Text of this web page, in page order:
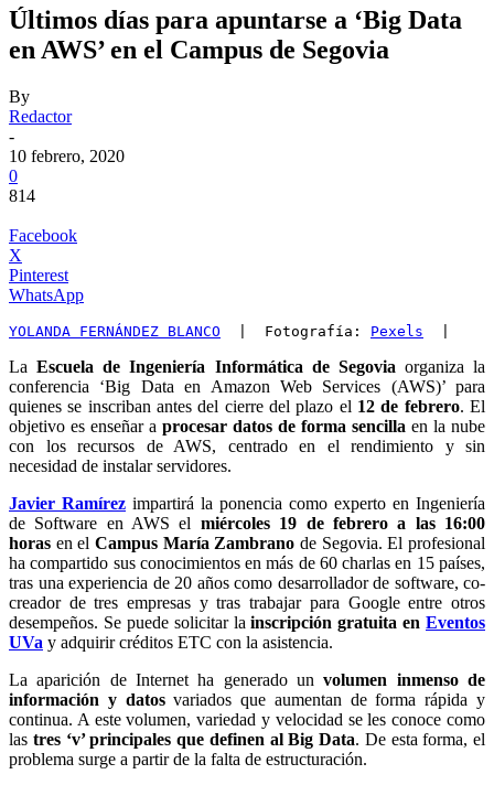
Últimos días para apuntarse a ‘Big Data
en AWS’ en el Campus de Segovia
By
Redactor
-
10 febrero, 2020
0
814
Facebook
X
Pinterest
WhatsApp
YOLANDA FERNÁNDEZ BLANCO
  |  Fotografía:
Pexels
LaEscuela de Ingeniería Informática de Segovia organiza la
conferencia ‘Big Data en Amazon Web Services (AWS)’ para
quienes se inscriban antes del cierre del plazo el 12 de febrero. El
objetivo es enseñar a procesar datos de forma sencilla en la nube
con los recursos de AWS, centrado en el rendimiento y sin
necesidad de instalar servidores.
Javier Ramírez impartirá la ponencia como experto en Ingeniería
de Software en AWS el miércoles 19 de febrero a las 16:00
horas en elCampus María Zambrano de Segovia. El profesional
ha compartido sus conocimientos en más de 60 charlas en 15 países,
tras una experiencia de 20 años como desarrollador de software, co-
creador de tres empresas y tras trabajar para Google entre otros
desempeños. Se puede solicitar lainscripción gratuita en Eventos
UVa y adquirir créditos ETC con la asistencia.
La aparición de Internet ha generado unvolumen inmenso de
información y datosvariados que aumentan de forma rápida y
continua. A este volumen, variedad y velocidad se les conoce como
las tres ‘v’ principales que definen al Big Data. De esta forma, el
problema surge a partir de la falta de estructuración.